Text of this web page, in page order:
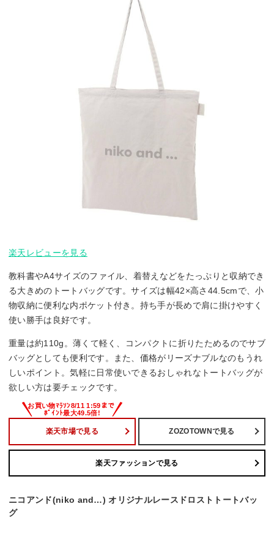
楽天レビューを見る
教科書やA4サイズのファイル、着替えなどをたっぷりと収納でき
る大きめのトートバッグです。サイズは幅42×高さ44.5cmで、小
物収納に便利な内ポケット付き。持ち手が長めで肩に掛けやすく
使い勝手は良好です。
重量は約110g。薄くて軽く、コンパクトに折りたためるのでサブ
バッグとしても便利です。また、価格がリーズナブルなのもうれ
しいポイント。気軽に日常使いできるおしゃれなトートバッグが
欲しい方は要チェックです。
楽天市場で見る ZOZOTOWNで見る
楽天ファッションで見る
ニコアンド(niko and…) オリジナルレースドロストトートバッ
グ